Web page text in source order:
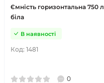
Ємність горизонтальна 750 л
біла
Код: 1481
В наявності
0